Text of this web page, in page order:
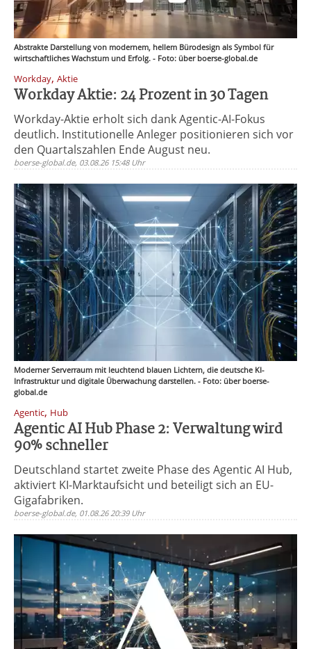
Abstrakte Darstellung von modernem, hellem Bürodesign als Symbol für
wirtschaftliches Wachstum und Erfolg. - Foto: über boerse-global.de
Workday, Aktie
Workday Aktie: 24 Prozent in 30 Tagen
Workday-Aktie erholt sich dank Agentic-AI-Fokus
deutlich. Institutionelle Anleger positionieren sich vor
den Quartalszahlen Ende August neu.
boerse-global.de, 03.08.26 15:48 Uhr
Moderner Serverraum mit leuchtend blauen Lichtern, die deutsche KI-
Infrastruktur und digitale Überwachung darstellen. - Foto: über boerse-
global.de
Agentic, Hub
Agentic AI Hub Phase 2: Verwaltung wird
90% schneller
Deutschland startet zweite Phase des Agentic AI Hub,
aktiviert KI-Marktaufsicht und beteiligt sich an EU-
Gigafabriken.
boerse-global.de, 01.08.26 20:39 Uhr